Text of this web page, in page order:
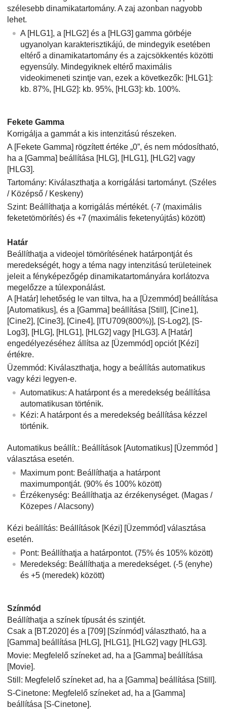
szélesebb dinamikatartomány. A zaj azonban nagyobb
lehet.
A [HLG1], a [HLG2] és a [HLG3] gamma görbéje
ugyanolyan karakterisztikájú, de mindegyik esetében
eltérő a dinamikatartomány és a zajcsökkentés közötti
egyensúly. Mindegyiknek eltérő maximális
videokimeneti szintje van, ezek a következők: [HLG1]:
kb. 87%, [HLG2]: kb. 95%, [HLG3]: kb. 100%.
Fekete Gamma
Korrigálja a gammát a kis intenzitású részeken.
A [Fekete Gamma] rögzített értéke „0”, és nem módosítható,
ha a [Gamma] beállítása [HLG], [HLG1], [HLG2] vagy
[HLG3].
Tartomány: Kiválaszthatja a korrigálási tartományt. (Széles
/ Középső / Keskeny)
Szint: Beállíthatja a korrigálás mértékét. (-7 (maximális
feketetömörítés) és +7 (maximális feketenyújtás) között)
Határ
Beállíthatja a videojel tömörítésének határpontját és
meredekségét, hogy a téma nagy intenzitású területeinek
jeleit a fényképezőgép dinamikatartományára korlátozva
megelőzze a túlexponálást.
A [Határ] lehetőség le van tiltva, ha a [Üzemmód] beállítása
[Automatikus], és a [Gamma] beállítása [Still], [Cine1],
[Cine2], [Cine3], [Cine4], [ITU709(800%)], [S-Log2], [S-
Log3], [HLG], [HLG1], [HLG2] vagy [HLG3]. A [Határ]
engedélyezéséhez állítsa az [Üzemmód] opciót [Kézi]
értékre.
Üzemmód: Kiválaszthatja, hogy a beállítás automatikus
vagy kézi legyen-e.
Automatikus: A határpont és a meredekség beállítása
automatikusan történik.
Kézi: A határpont és a meredekség beállítása kézzel
történik.
Automatikus beállít.: Beállítások [Automatikus] [Üzemmód ]
választása esetén.
Maximum pont: Beállíthatja a határpont
maximumpontját. (90% és 100% között)
Érzékenység: Beállíthatja az érzékenységet. (Magas /
Közepes /Alacsony)
Kézi beállítás: Beállítások [Kézi] [Üzemmód] választása
esetén.
Pont: Beállíthatja a határpontot. (75% és 105% között)
Meredekség: Beállíthatja a meredekséget. (-5 (enyhe)
és +5 (meredek) között)
Színmód
Beállíthatja a színek típusát és szintjét.
Csak a [BT.2020] és a [709] [Színmód] választható, ha a
[Gamma] beállítása [HLG], [HLG1], [HLG2] vagy [HLG3].
Movie: Megfelelő színeket ad, ha a [Gamma] beállítása
[Movie].
Still: Megfelelő színeket ad, ha a [Gamma] beállítása [Still].
S-Cinetone: Megfelelő színeket ad, ha a [Gamma]
beállítása [S-Cinetone].